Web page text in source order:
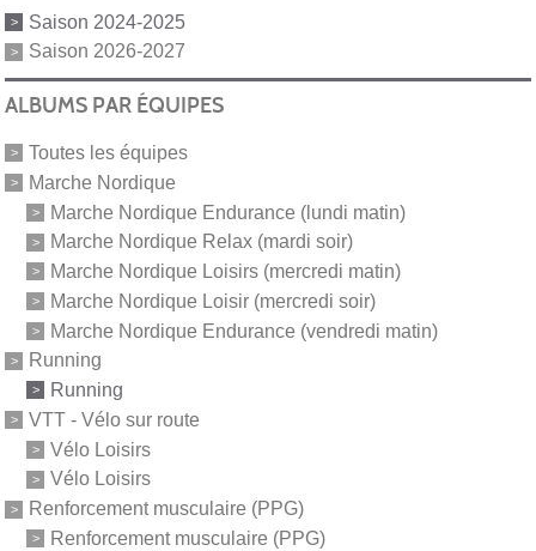
Saison 2024-2025
Saison 2026-2027
ALBUMS PAR ÉQUIPES
Toutes les équipes
Marche Nordique
Marche Nordique Endurance (lundi matin)
Marche Nordique Relax (mardi soir)
Marche Nordique Loisirs (mercredi matin)
Marche Nordique Loisir (mercredi soir)
Marche Nordique Endurance (vendredi matin)
Running
Running
VTT - Vélo sur route
Vélo Loisirs
Vélo Loisirs
Renforcement musculaire (PPG)
Renforcement musculaire (PPG)